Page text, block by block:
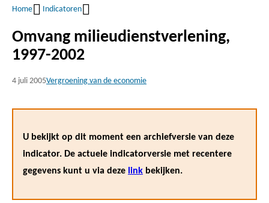
Kruimelpad
Home Indicatoren
Omvang milieudienstverlening,
1997-2002
4 juli 2005Vergroening van de economie
U bekijkt op dit moment een archiefversie van deze
indicator. De actuele indicatorversie met recentere
gegevens kunt u via deze link bekijken.